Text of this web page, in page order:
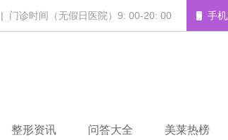
手
| 门诊时间（无假日医院）9: 00-20: 00
整形资讯 问答大全 美莱热榜